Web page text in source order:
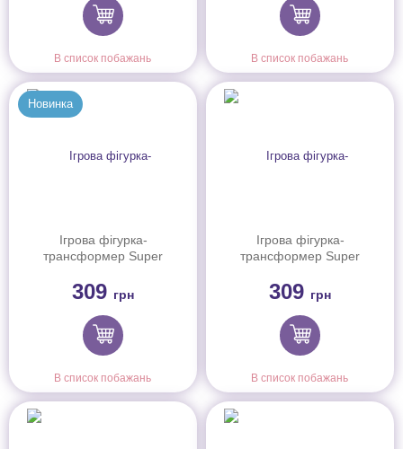
В список побажань В список побажань
Новинка
Ігрова фігурка-
трансформер Super
Тікі (Tiki), 5см
309 грн
В список побажань
Ігрова фігурка-
трансформер Super
Такі (Taki), 5см
309 грн
В список побажань